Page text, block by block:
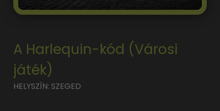
A Harlequin-kód (Városi
játék)
HELYSZÍN: SZEGED